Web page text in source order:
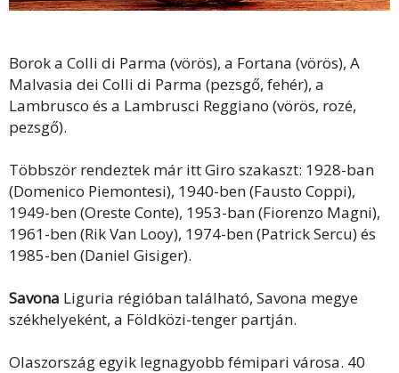
Borok a Colli di Parma (vörös), a Fortana (vörös), A
Malvasia dei Colli di Parma (pezsgő, fehér), a
Lambrusco és a Lambrusci Reggiano (vörös, rozé,
pezsgő).
Többször rendeztek már itt Giro szakaszt: 1928-ban
(Domenico Piemontesi), 1940-ben (Fausto Coppi),
1949-ben (Oreste Conte), 1953-ban (Fiorenzo Magni),
1961-ben (Rik Van Looy), 1974-ben (Patrick Sercu) és
1985-ben (Daniel Gisiger).
Savona Liguria régióban található, Savona megye
székhelyeként, a Földközi-tenger partján.
Olaszország egyik legnagyobb fémipari városa. 40